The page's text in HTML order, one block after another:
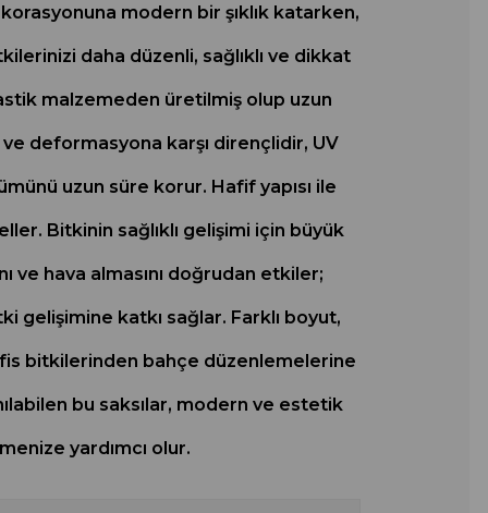
modern bir şıklık katarken,
daha düzenli, sağlıklı ve dikkat
malzemeden üretilmiş olup uzun
ve deformasyona karşı dirençlidir, UV
uzun süre korur. Hafif yapısı ile
Bitkinin sağlıklı gelişimi için büyük
ve hava almasını doğrudan etkiler;
gelişimine katkı sağlar. Farklı boyut,
bitkilerinden bahçe düzenlemelerine
bu saksılar, modern ve estetik
yardımcı olur.